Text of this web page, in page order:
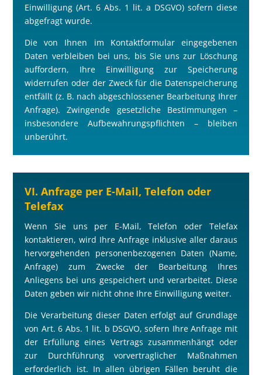
Einwilligung (Art. 6 Abs. 1 lit. a DSGVO) sofern diese
abgefragt wurde.
Die von Ihnen im Kontaktformular eingegebenen
Daten verbleiben bei uns, bis Sie uns zur Löschung
auffordern, Ihre Einwilligung zur Speicherung
widerrufen oder der Zweck für die Datenspeicherung
entfällt (z. B. nach abgeschlossener Bearbeitung Ihrer
Anfrage). Zwingende gesetzliche Bestimmungen –
insbesondere Aufbewahrungspflichten – bleiben
unberührt.
VI. Anfrage per E-Mail, Telefon oder
Telefax
Wenn Sie uns per E-Mail, Telefon oder Telefax
kontaktieren, wird Ihre Anfrage inklusive aller daraus
hervorgehenden personenbezogenen Daten (Name,
Anfrage) zum Zwecke der Bearbeitung Ihres
Anliegens bei uns gespeichert und verarbeitet. Diese
Daten geben wir nicht ohne Ihre Einwilligung weiter.
Die Verarbeitung dieser Daten erfolgt auf Grundlage
von Art. 6 Abs. 1 lit. b DSGVO, sofern Ihre Anfrage mit
der Erfüllung eines Vertrags zusammenhängt oder
zur Durchführung vorvertraglicher Maßnahmen
erforderlich ist. In allen übrigen Fällen beruht die